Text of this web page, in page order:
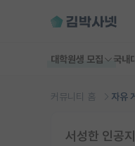
대학원생 모집 국내
커뮤니티 홈 자유
서성한 인공